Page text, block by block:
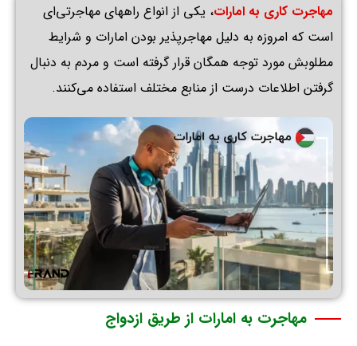
مهاجرت کاری به امارات، یکی از انواع راههای مهاجرتی‌ای
است که امروزه به دلیل مهاجرپذیر بودن امارات و شرایط
مطلوبش مورد توجه همگان قرار گرفته است و مردم به دنبال
گرفتن اطلاعات درست از منابع مختلف استفاده می‌کنند.
مهاجرت به امارات از طریق ازدواج